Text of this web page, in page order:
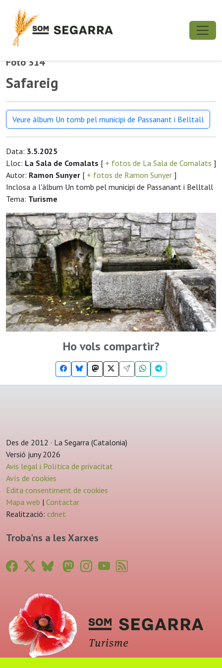
Foto 314
Safareig
Veure àlbum Un tomb pel municipi de Passanant i Belltall
Data: 3.5.2025
Lloc: La Sala de Comalats [ + fotos de La Sala de Comalats ]
Autor: Ramon Sunyer [ + fotos de Ramon Sunyer ]
Inclosa a l'àlbum Un tomb pel municipi de Passanant i Belltall
Tema: Turisme
Ho vols compartir?
Des de 2012 · La Segarra (Catalonia)
Versió juny 2026
Avis legal i Política de privacitat
Avís de cookies
Edita consentiment de cookies
Mapa web | Contactar
Realització: cdnet
Troba'ns a les Xarxes